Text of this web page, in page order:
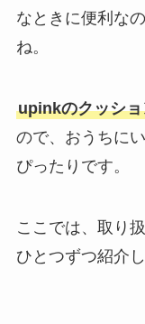
なときに便利な
ね。
upinkのクッショ
ので、おうちに
ぴったりです。
ここでは、取り
ひとつずつ紹介